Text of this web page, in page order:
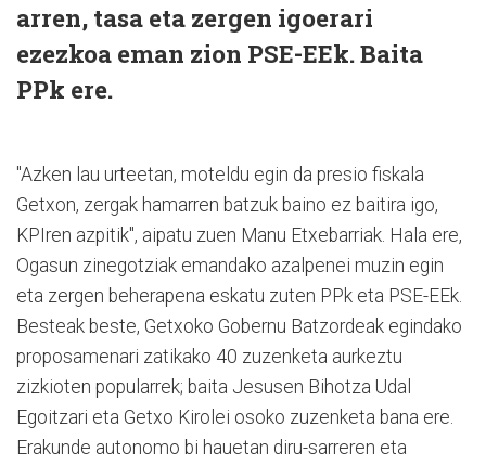
arren, tasa eta zergen igoerari
ezezkoa eman zion PSE-EEk. Baita
PPk ere.
"Azken lau urteetan, moteldu egin da presio fiskala
Getxon, zergak hamarren batzuk baino ez baitira igo,
KPIren azpitik", aipatu zuen Manu Etxebarriak. Hala ere,
Ogasun zinegotziak emandako azalpenei muzin egin
eta zergen beherapena eskatu zuten PPk eta PSE-EEk.
Besteak beste, Getxoko Gobernu Batzordeak egindako
proposamenari zatikako 40 zuzenketa aurkeztu
zizkioten popularrek; baita Jesusen Bihotza Udal
Egoitzari eta Getxo Kirolei osoko zuzenketa bana ere.
Erakunde autonomo bi hauetan diru-sarreren eta